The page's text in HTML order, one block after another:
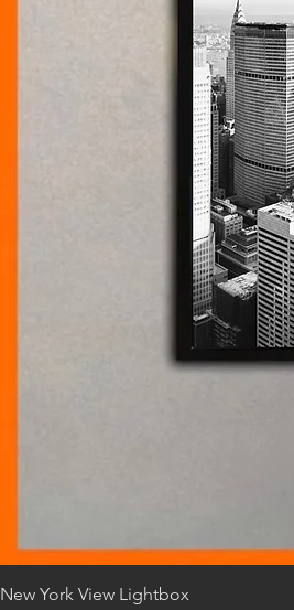
New York View Lightbox